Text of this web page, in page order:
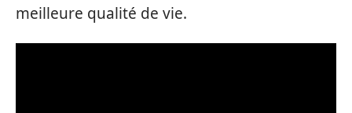
meilleure qualité de vie.